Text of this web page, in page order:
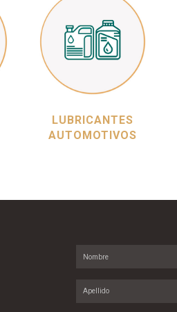
LUBRICANTES
AUTOMOTIVOS